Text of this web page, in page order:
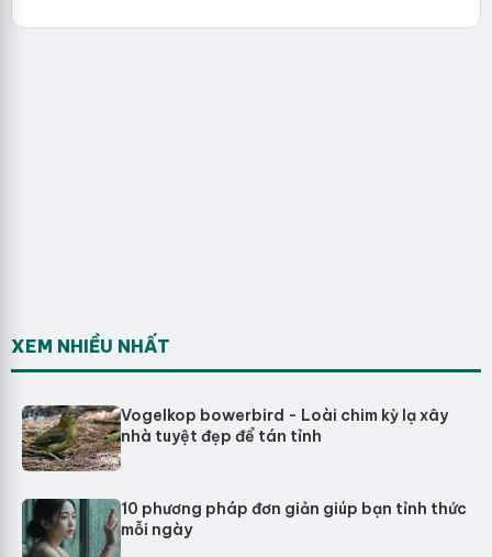
XEM NHIỀU NHẤT
Vogelkop bowerbird - Loài chim kỳ lạ xây
nhà tuyệt đẹp để tán tỉnh
10 phương pháp đơn giản giúp bạn tỉnh thức
mỗi ngày